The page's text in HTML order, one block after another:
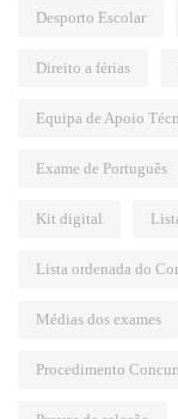
Desporto Escolar
Direito a férias
Equipa de Apoio
Exame de Português
Kit digital
Lista ordenada do
Médias dos exames
Procedimento